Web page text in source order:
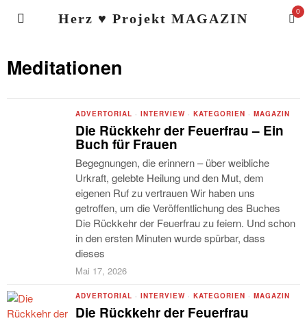
Herz ♥ Projekt MAGAZIN 0
Meditationen
ADVERTORIAL · INTERVIEW · KATEGORIEN · MAGAZIN
Die Rückkehr der Feuerfrau – Ein
Buch für Frauen
Begegnungen, die erinnern – über weibliche
Urkraft, gelebte Heilung und den Mut, dem
eigenen Ruf zu vertrauen Wir haben uns
getroffen, um die Veröffentlichung des Buches
Die Rückkehr der Feuerfrau zu feiern. Und schon
in den ersten Minuten wurde spürbar, dass
dieses
Mai 17, 2026
ADVERTORIAL · INTERVIEW · KATEGORIEN · MAGAZIN
Die Rückkehr der Feuerfrau